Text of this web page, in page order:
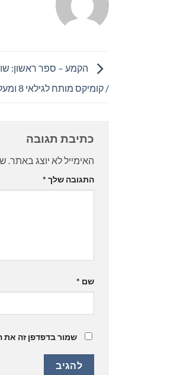
הקמע – ספר ראשון:
/ קומיקס מותח לגילאי 8 ומעלה או פחות לממש אמיצים
כתיבת תגובה
האימייל לא יוצג באתר.
התגובה שלך *
שם *
שמור בדפדפן זה את